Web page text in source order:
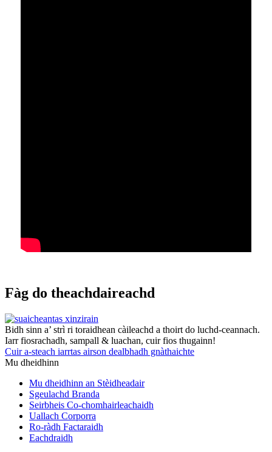
Fàg do theachdaireachd
Bidh sinn a’ strì ri toraidhean càileachd a thoirt do luchd-ceannach.
Iarr fiosrachadh, sampall & luachan, cuir fios thugainn!
Cuir a-steach iarrtas airson dealbhadh gnàthaichte
Mu dheidhinn
Mu dheidhinn an Stèidheadair
Sgeulachd Branda
Seirbheis Co-chomhairleachaidh
Uallach Corporra
Ro-ràdh Factaraidh
Eachdraidh